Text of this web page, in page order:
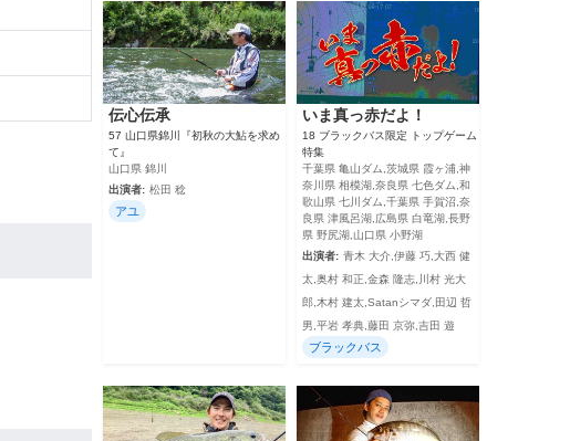
伝心伝承
57 山口県錦川『初秋の大鮎を求め
て』
山口県 錦川
出演者: 松田 稔
アユ
いま真っ赤だよ！
18 ブラックバス限定 トップゲーム
特集
千葉県 亀山ダム,茨城県 霞ヶ浦,神
奈川県 相模湖,奈良県 七色ダム,和
歌山県 七川ダム,千葉県 手賀沼,奈
良県 津風呂湖,広島県 白竜湖,長野
県 野尻湖,山口県 小野湖
出演者: 青木 大介,伊藤 巧,大西 健
太,奥村 和正,金森 隆志,川村 光大
郎,木村 建太,Satanシマダ,田辺 哲
男,平岩 孝典,藤田 京弥,吉田 遊
ブラックバス